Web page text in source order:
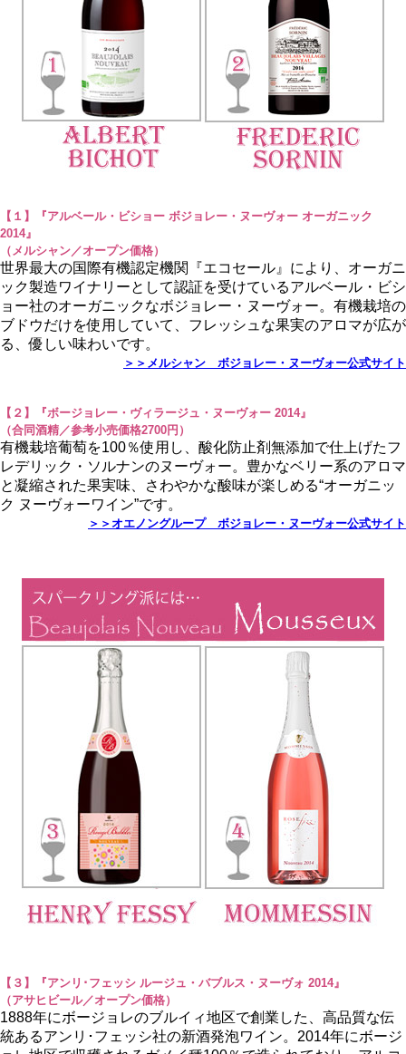
【１】『アルベール・ビショー ボジョレー・ヌーヴォー オーガニック
2014』
（メルシャン／オープン価格）
世界最大の国際有機認定機関『エコセール』により、オーガニ
ック製造ワイナリーとして認証を受けているアルベール・ビシ
ョー社のオーガニックなボジョレー・ヌーヴォー。有機栽培の
ブドウだけを使用していて、フレッシュな果実のアロマが広が
る、優しい味わいです。
＞＞メルシャン ボジョレー・ヌーヴォー公式サイト
【２】『ボージョレー・ヴィラージュ・ヌーヴォー 2014』
（合同酒精／参考小売価格2700円）
有機栽培葡萄を100％使用し、酸化防止剤無添加で仕上げたフ
レデリック・ソルナンのヌーヴォー。豊かなベリー系のアロマ
と凝縮された果実味、さわやかな酸味が楽しめる“オーガニッ
ク ヌーヴォーワイン”です。
＞＞オエノングループ ボジョレー・ヌーヴォー公式サイト
【３】『アンリ･フェッシ ルージュ・バブルス・ヌーヴォ 2014』
（アサヒビール／オープン価格）
1888年にボージョレのブルイィ地区で創業した、高品質な伝
統あるアンリ･フェッシ社の新酒発泡ワイン。2014年にボージ